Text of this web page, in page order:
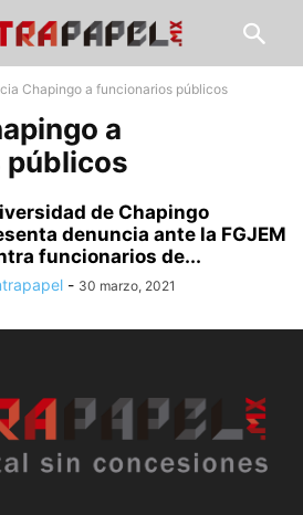
Chapingo a funcionarios públicos
a
de Chapingo
denuncia ante la FGJEM
funcionarios de...
- 30 marzo, 2021